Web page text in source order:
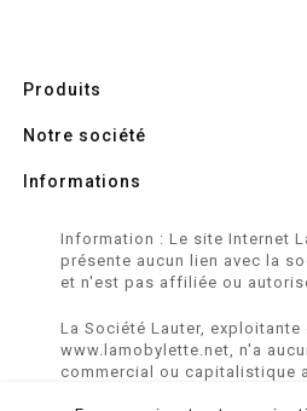
Produits
Notre société
Informations
Information : Le site Internet
présente aucun lien avec la
et n'est pas affiliée ou
La Société Lauter,
www.lamobylette.net, n'a
commercial ou capitalistique